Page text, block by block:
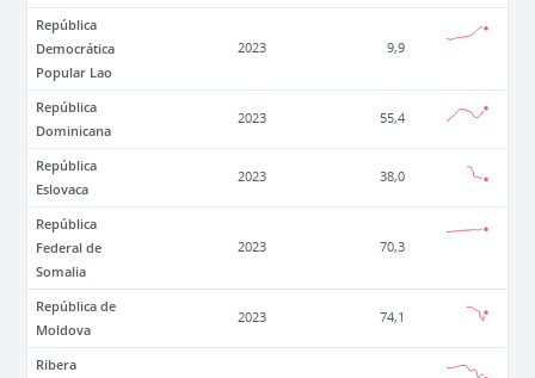
República
Democrática
Popular Lao
2023 9,9
República
Dominicana
2023 55,4
República
Eslovaca
2023 38,0
República
Federal de
Somalia
2023 70,3
República de
Moldova
2023 74,1
Ribera